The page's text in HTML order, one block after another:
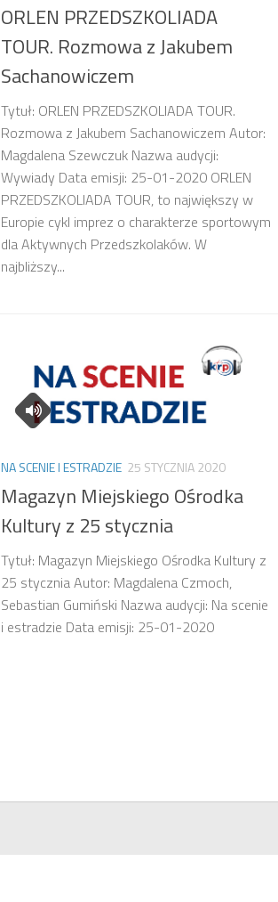
ORLEN PRZEDSZKOLIADA
TOUR. Rozmowa z Jakubem
Sachanowiczem
Tytuł: ORLEN PRZEDSZKOLIADA TOUR.
Rozmowa z Jakubem Sachanowiczem Autor:
Magdalena Szewczuk Nazwa audycji:
Wywiady Data emisji: 25-01-2020 ORLEN
PRZEDSZKOLIADA TOUR, to największy w
Europie cykl imprez o charakterze sportowym
dla Aktywnych Przedszkolaków. W
najbliższy...
NA SCENIE I ESTRADZIE 25 STYCZNIA 2020
Magazyn Miejskiego Ośrodka
Kultury z 25 stycznia
Tytuł: Magazyn Miejskiego Ośrodka Kultury z
25 stycznia Autor: Magdalena Czmoch,
Sebastian Gumiński Nazwa audycji: Na scenie
i estradzie Data emisji: 25-01-2020